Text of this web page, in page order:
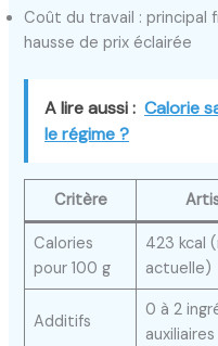
Coût du travail : principal
hausse de prix éclairée
A lire aussi : Calorie
le régime ?
Critère
Calories
pour 100 g
423 kcal
actuelle)
Additifs
0 à 2
auxiliaires